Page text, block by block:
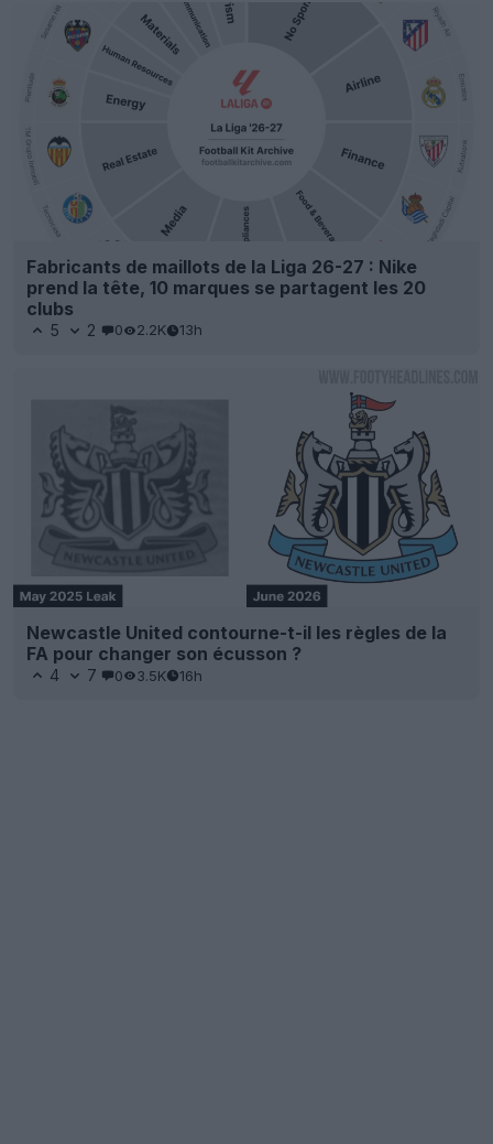
Fabricants de maillots de la Liga 26-27 : Nike
prend la tête, 10 marques se partagent les 20
clubs
5 2 0 2.2K 13h
Newcastle United contourne-t-il les règles de la
FA pour changer son écusson ?
4 7 0 3.5K 16h